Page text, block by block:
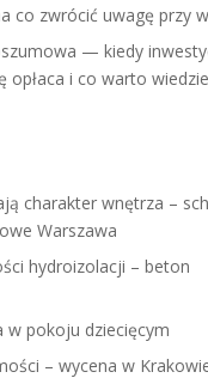
co zwrócić uwagę przy
— kiedy
opłaca i co warto
charakter wnętrza –
Warszawa
hydroizolacji – beton
w pokoju dziecięcym
– wycena w